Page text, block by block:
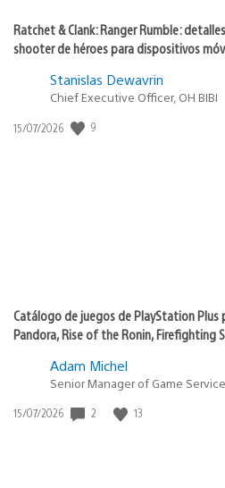
Ratchet & Clank: Ranger Rumble:
shooter de héroes para dispositivos
Stanislas Dewavrin
Chief Executive Officer, OH BIBI
Fecha
15/07/2026 9
Catálogo de juegos de PlayStation Plus
Pandora, Rise of the Ronin, Firefighting
Adam Michel
Senior Manager of Game
Fecha
15/07/2026 2 13